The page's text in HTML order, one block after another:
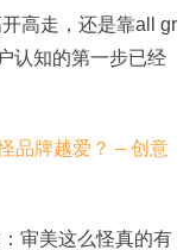
高走，还是靠all gr
认知的第一步已经
审美这么怪真的有